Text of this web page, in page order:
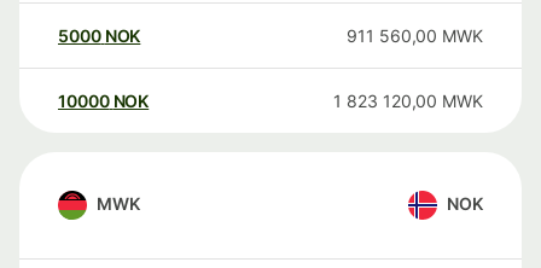
5000 NOK 911 560,00 MWK
10000 NOK 1 823 120,00 MWK
MWK NOK